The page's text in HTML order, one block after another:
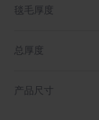
毯毛厚度
总厚度
产品尺寸